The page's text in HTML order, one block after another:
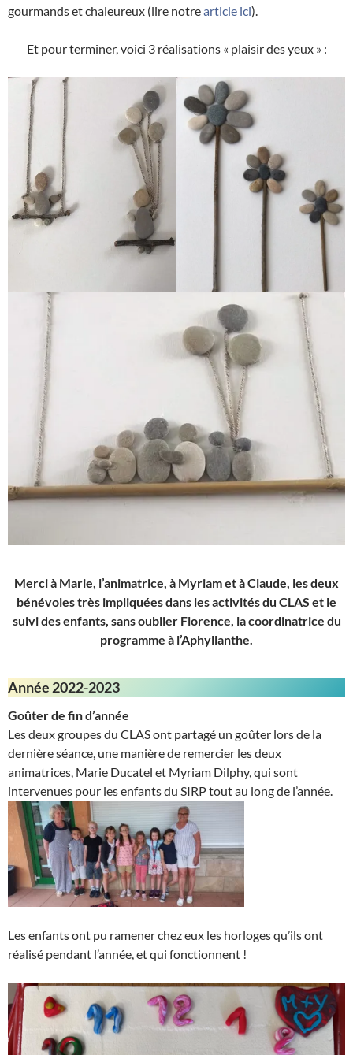
gourmands et chaleureux (lire notrearticle ici).
Et pour terminer, voici 3 réalisations « plaisir des yeux » :
Merci à Marie, l’animatrice, à Myriam et à Claude, les deux
bénévoles très impliquées dans les activités du CLAS et le
suivi des enfants, sans oublier Florence, la coordinatrice du
programme à l’Aphyllanthe.
Année 2022-2023
Goûter de fin d’année
Les deux groupes du CLAS ont partagé un goûter lors de la
dernière séance, une manière de remercier les deux
animatrices, Marie Ducatel et Myriam Dilphy, qui sont
intervenues pour les enfants du SIRP tout au long de l’année.
Les enfants ont pu ramener chez eux les horloges qu’ils ont
réalisé pendant l’année, et qui fonctionnent !